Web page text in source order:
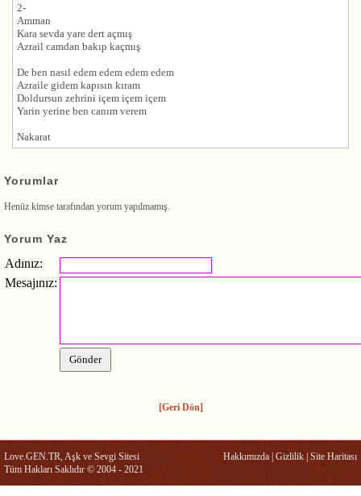
2-
Amman
Kara sevda yare dert açmış
Azrail camdan bakıp kaçmış
De ben nasıl edem edem edem edem
Azraile gidem kapısın kıram
Doldursun zehrini içem içem içem
Yarin yerine ben canım verem
Nakarat
Yorumlar
Henüz kimse tarafından yorum yapılmamış.
Yorum Yaz
Adınız:
Mesajınız:
[Geri Dön]
Love.GEN.TR, Aşk ve Sevgi Sitesi
Tüm Hakları Saklıdır © 2004 - 2021
Hakkımızda Gizlilik Site Haritası